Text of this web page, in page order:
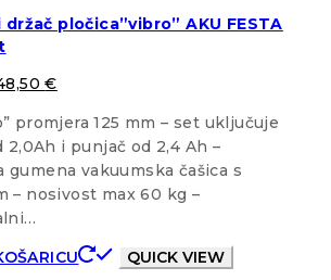
pločica”vibro” AKU FESTA
€
promjera 125 mm – set uključuje
2,0Ah i punjač od 2,4 Ah –
gumena vakuumska čašica s
– nosivost max 60 kg –
QUICK VIEW